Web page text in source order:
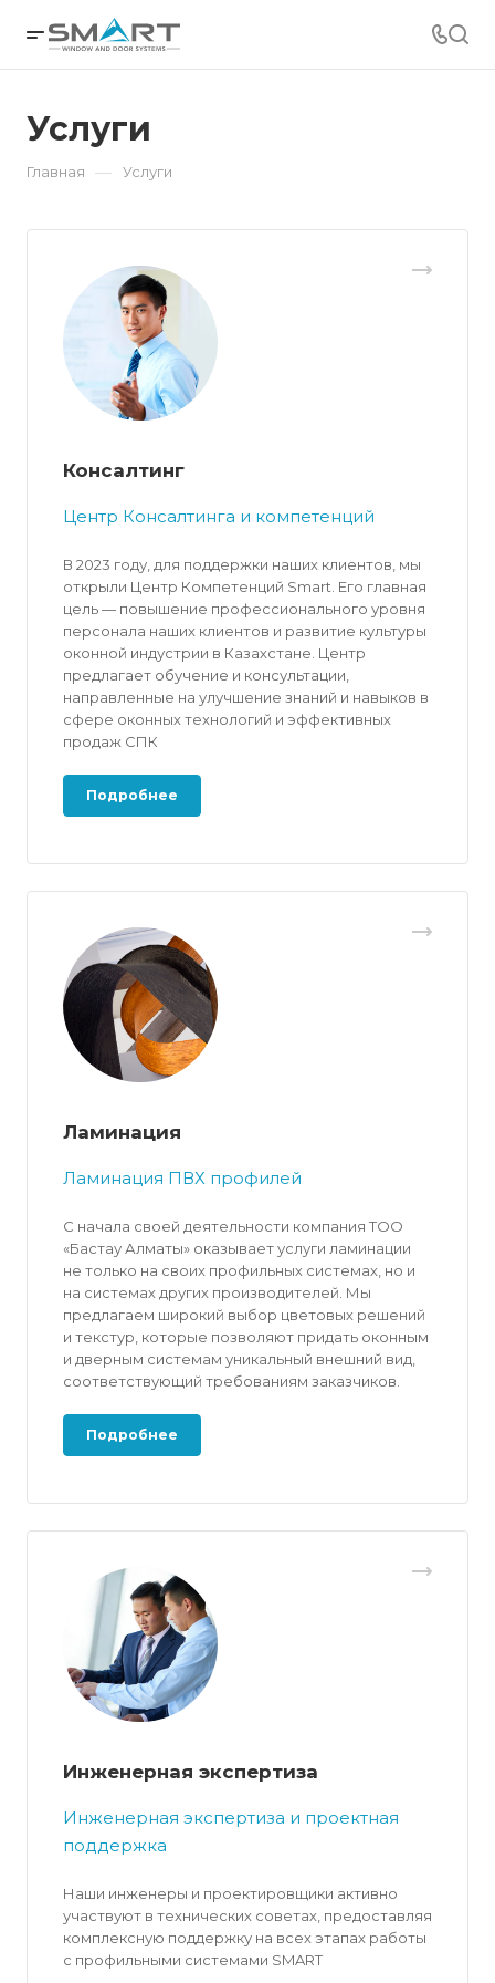
Услуги
Главная — Услуги
Консалтинг
Центр Консалтинга и компетенций
В 2023 году, для поддержки наших клиентов, мы
открыли Центр Компетенций Smart. Его главная
цель — повышение профессионального уровня
персонала наших клиентов и развитие культуры
оконной индустрии в Казахстане. Центр
предлагает обучение и консультации,
направленные на улучшение знаний и навыков в
сфере оконных технологий и эффективных
продаж СПК
Подробнее
Ламинация
Ламинация ПВХ профилей
С начала своей деятельности компания ТОО
«Бастау Алматы» оказывает услуги ламинации
не только на своих профильных системах, но и
на системах других производителей. Мы
предлагаем широкий выбор цветовых решений
и текстур, которые позволяют придать оконным
и дверным системам уникальный внешний вид,
соответствующий требованиям заказчиков.
Подробнее
Инженерная экспертиза
Инженерная экспертиза и проектная
поддержка
Наши инженеры и проектировщики активно
участвуют в технических советах, предоставляя
комплексную поддержку на всех этапах работы
с профильными системами SMART